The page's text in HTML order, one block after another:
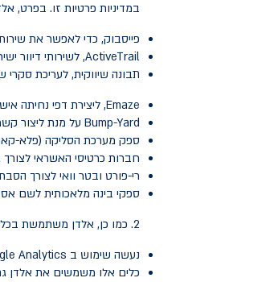
במדיניות פרטיות זו. בפרט,
פייסבוק, כדי לאפשר את
ActiveTrail, לשירותי דיוור
תבונה שיווקית, לעריכת סקרי
Emaze, ליצירת דפי נחיתה אישיים מותאמים אישית;
Bump-Yard על מנת ליצור קשר עם לקוחותיה באפיקי תקשורת שונים (דואר אלקטרוני, WhatsApp,
ספק מערכת הסליקה (פלא-
חברות כרטיסי האשראי
רי-פורט ובטר וואי לצורך
ספקי בינה מלאכותית לשם
2. כמו כן, אלדן משתמשת בכלים של צדדים שלישיים, כגון מוצרי Google ו- Facebook, לניתוח השימוש באתר ולצרכי פרסום מותאם
נעשה שימוש ב Google Analytics וכן ב-